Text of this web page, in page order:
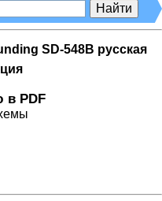
SD-548B русская
в PDF